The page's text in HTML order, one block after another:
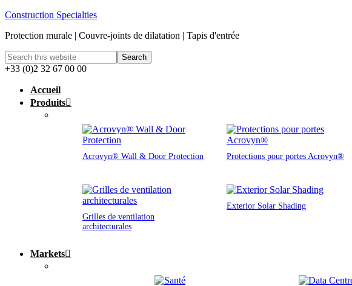
Construction Specialties
Protection murale | Couvre-joints de dilatation | Tapis d'entrée
+33 (0)2 32 67 00 00
Accueil
Produits
Acrovyn® Wall & Door Protection Protections pour portes Acrovyn®
Grilles de ventilation
architecturales
Exterior Solar Shading
Markets